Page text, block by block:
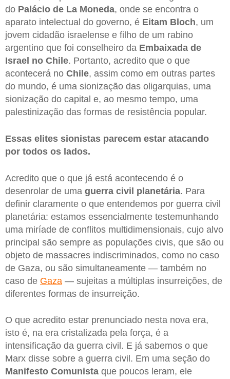
do Palácio de La Moneda, onde se encontra o
aparato intelectual do governo, é Eitam Bloch, um
jovem cidadão israelense e filho de um rabino
argentino que foi conselheiro da Embaixada de
Israel no Chile. Portanto, acredito que o que
acontecerá no Chile, assim como em outras partes
do mundo, é uma sionização das oligarquias, uma
sionização do capital e, ao mesmo tempo, uma
palestinização das formas de resistência popular.
Essas elites sionistas parecem estar atacando
por todos os lados.
Acredito que o que já está acontecendo é o
desenrolar de uma guerra civil planetária. Para
definir claramente o que entendemos por guerra civil
planetária: estamos essencialmente testemunhando
uma miríade de conflitos multidimensionais, cujo alvo
principal são sempre as populações civis, que são ou
objeto de massacres indiscriminados, como no caso
de Gaza, ou são simultaneamente — também no
caso de Gaza — sujeitas a múltiplas insurreições, de
diferentes formas de insurreição.
O que acredito estar prenunciado nesta nova era,
isto é, na era cristalizada pela força, é a
intensificação da guerra civil. E já sabemos o que
Marx disse sobre a guerra civil. Em uma seção do
Manifesto Comunista que poucos leram, ele